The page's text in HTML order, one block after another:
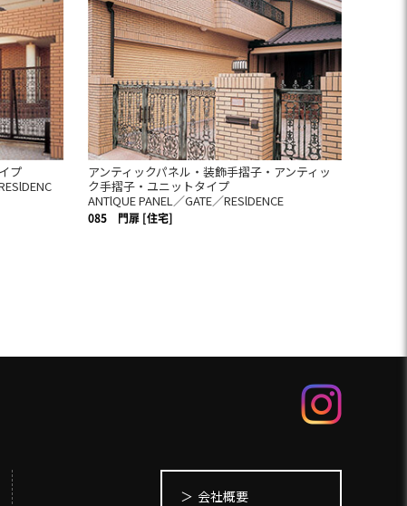
プ
アンティックパネル・装飾手摺子・アンティッ
ク手摺子・ユニットタイプ
ANTlQUE PANEL／GATE／RESlDENCE
085 門扉 [住宅]
会社概要